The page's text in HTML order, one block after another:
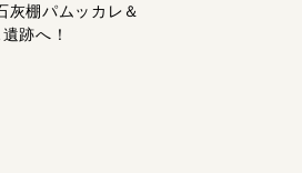
棚パムッカレ＆
跡へ！